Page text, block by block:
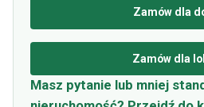
Zamów dla
Zamów dla
Masz pytanie lub mniej